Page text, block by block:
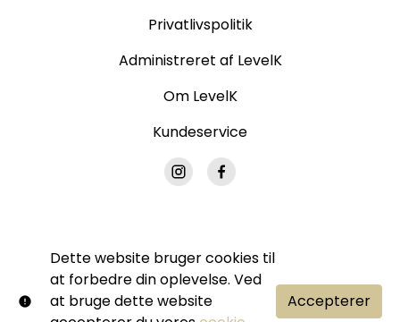
Dette website bruger cookies til
at forbedre din oplevelse. Ved
at bruge dette website
Accepterer
Privatlivspolitik
Administreret af LevelK
Om LevelK
Kundeservice
© Grand Hjemmebio. Alle rettigheder forbeholdes.
Ingen del af denne side må gengives uden vores
skriftlige tilladelse.